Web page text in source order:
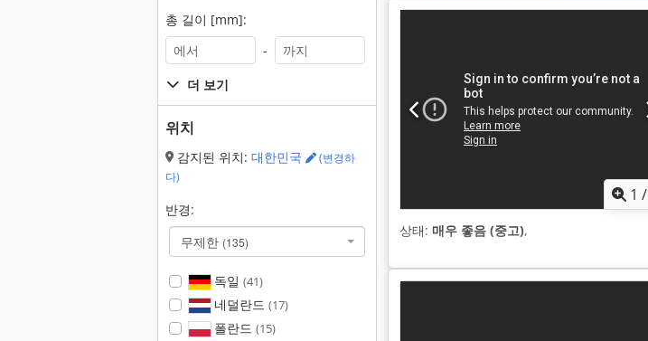
총 길이 [mm]:
-
더 보기
위치
감지된 위치: 대한민국
(변경하
다)
반경:
무제한 (135)
독일 (41)
네덜란드 (17)
폴란드 (15)
1 /
상태: 매우 좋음 (중고),